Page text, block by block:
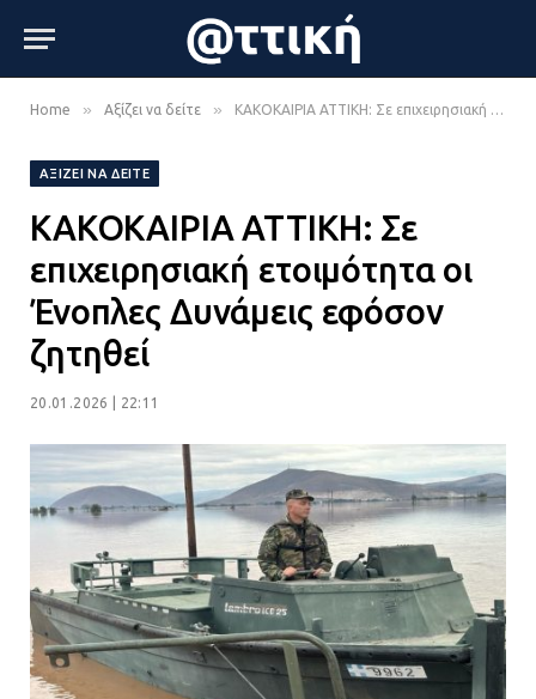
Home » Αξίζει να δείτε » ΚΑΚΟΚΑΙΡΙΑ ΑΤΤΙΚΗ: Σε επιχειρησιακή ετοιμότητα οι Ένοπλες Δυνάμεις εφόσον ζητηθεί
ΑΞΊΖΕΙ ΝΑ ΔΕΊΤΕ
ΚΑΚΟΚΑΙΡΙΑ ΑΤΤΙΚΗ: Σε
επιχειρησιακή ετοιμότητα οι
Ένοπλες Δυνάμεις εφόσον
ζητηθεί
20.01.2026 | 22:11